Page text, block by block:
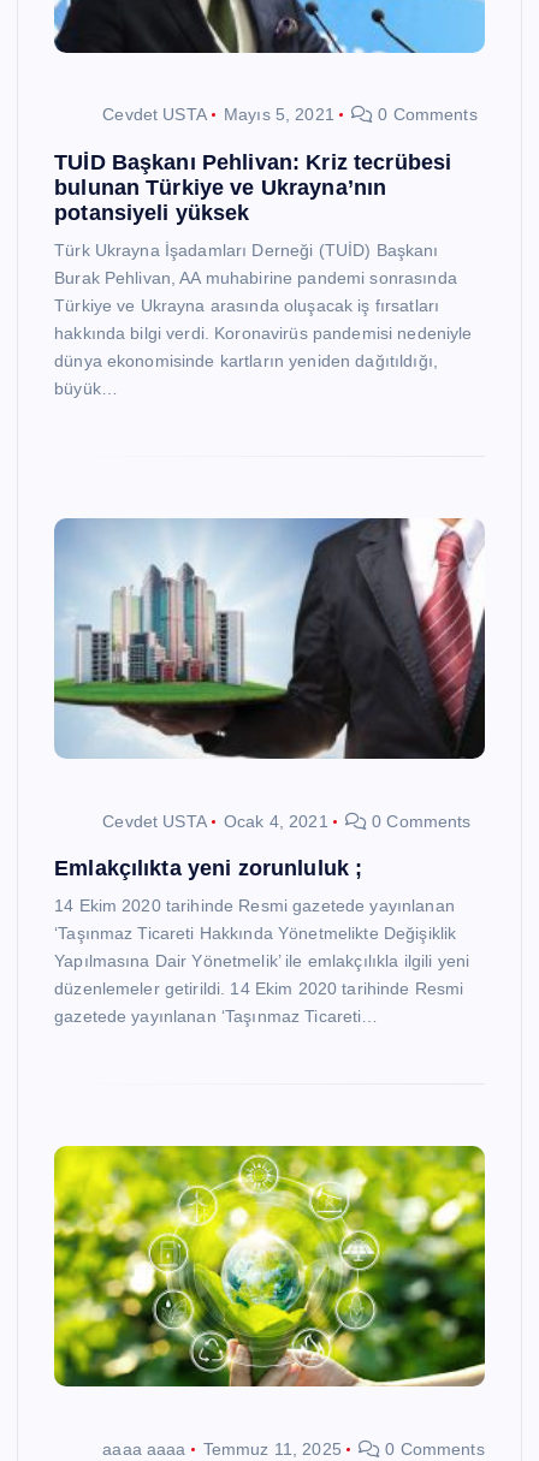
Cevdet USTA Mayıs 5, 2021 0 Comments
TUİD Başkanı Pehlivan: Kriz tecrübesi
bulunan Türkiye ve Ukrayna’nın
potansiyeli yüksek
Türk Ukrayna İşadamları Derneği (TUİD) Başkanı
Burak Pehlivan, AA muhabirine pandemi sonrasında
Türkiye ve Ukrayna arasında oluşacak iş fırsatları
hakkında bilgi verdi. Koronavirüs pandemisi nedeniyle
dünya ekonomisinde kartların yeniden dağıtıldığı,
büyük…
Cevdet USTA Ocak 4, 2021 0 Comments
Emlakçılıkta yeni zorunluluk ;
14 Ekim 2020 tarihinde Resmi gazetede yayınlanan
‘Taşınmaz Ticareti Hakkında Yönetmelikte Değişiklik
Yapılmasına Dair Yönetmelik’ ile emlakçılıkla ilgili yeni
düzenlemeler getirildi. 14 Ekim 2020 tarihinde Resmi
gazetede yayınlanan ‘Taşınmaz Ticareti…
aaaa aaaa Temmuz 11, 2025 0 Comments